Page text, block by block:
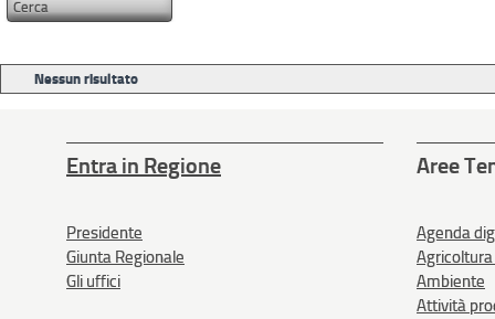
Nessun risultato
Entra in Regione
Presidente
Giunta Regionale
Gli uffici
Aree
Agenda
Ambiente
Attività